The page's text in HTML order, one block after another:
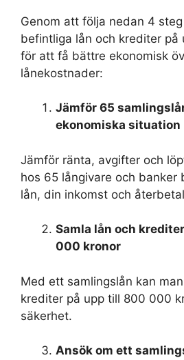
Genom att följa nedan 4
befintliga lån och krediter på
för att få bättre ekonomisk
lånekostnader:
Jämför 65
ekonomiska situation
Jämför ränta, avgifter och
hos 65 långivare och banker
lån, din inkomst och
Samla lån och
000 kronor
Med ett samlingslån kan
krediter på upp till 800 000
säkerhet.
Ansök om ett